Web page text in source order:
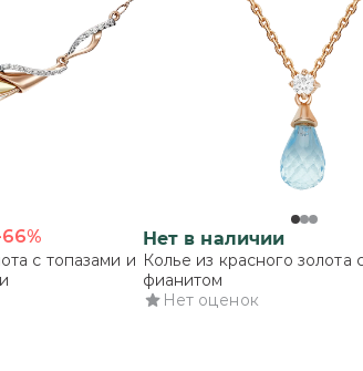
с топазами и
Нет в наличии
Колье из красного золота
фианитом
Нет оценок